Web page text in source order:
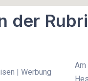
der
| Werbung
Am